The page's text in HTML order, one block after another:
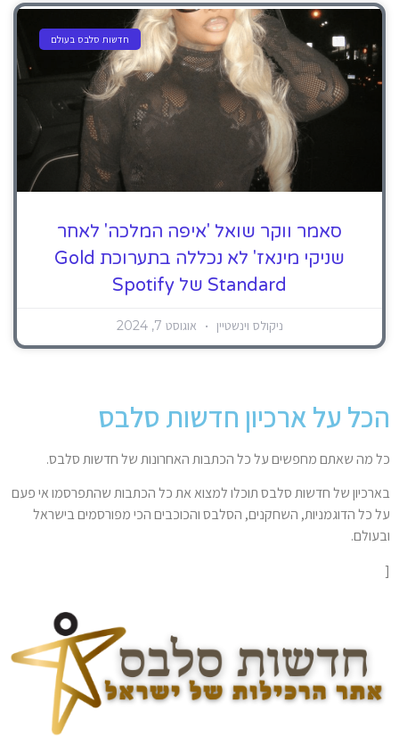
חדשות סלבס בעולם
סאמר ווקר שואל 'איפה המלכה' לאחר
שניקי מינאז' לא נכללה בתערוכת Gold
Standard של Spotify
ניקולס וינשטיין אוגוסט 7, 2024
הכל על ארכיון חדשות סלבס
כל מה שאתם מחפשים על כל הכתבות האחרונות של חדשות סלבס.
בארכיון של חדשות סלבס תוכלו למצוא את כל הכתבות שהתפרסמו אי פעם
על כל הדוגמניות, השחקנים, הסלבס והכוכבים הכי מפורסמים בישראל
ובעולם.
[